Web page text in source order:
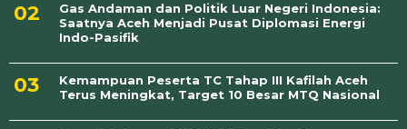
Gas Andaman dan Politik Luar Negeri Indonesia:
Saatnya Aceh Menjadi Pusat Diplomasi Energi
Indo-Pasifik
Kemampuan Peserta TC Tahap III Kafilah Aceh
Terus Meningkat, Target 10 Besar MTQ Nasional